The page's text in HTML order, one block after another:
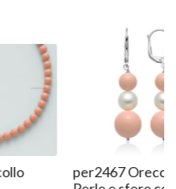
per2467 Orecchini con